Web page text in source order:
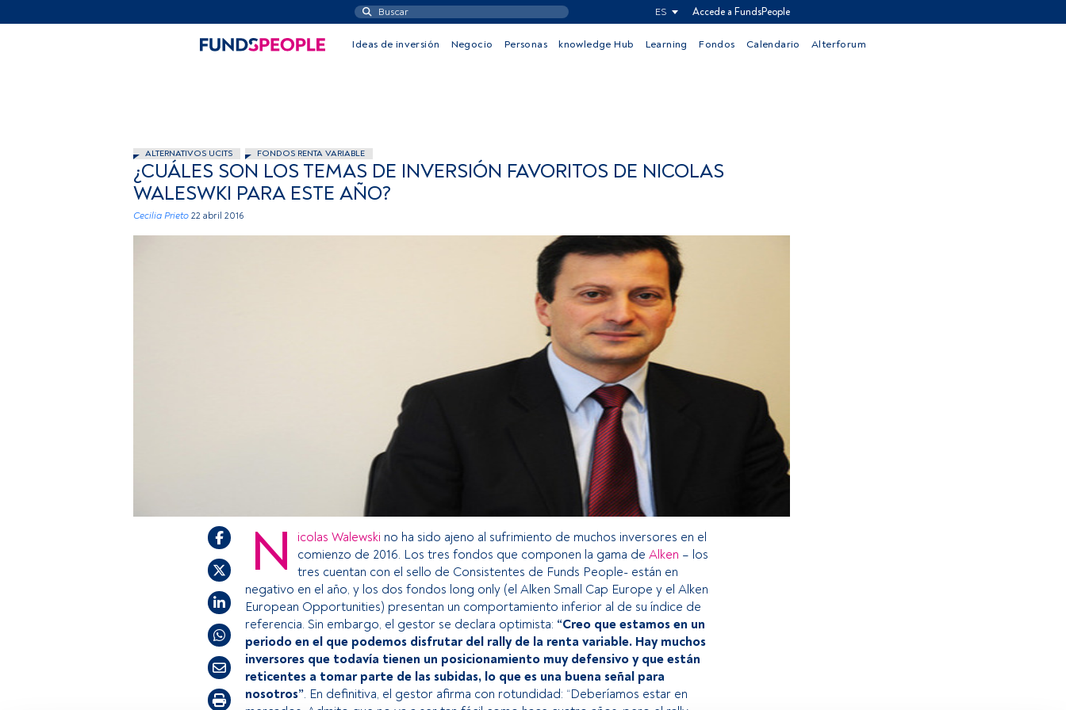
ES Accede a FundsPeople
Ideas de inversión Negocio Personas knowledge Hub Learning Fondos Calendario Alterforum
ALTERNATIVOS UCITS FONDOS RENTA VARIABLE
¿CUÁLES SON LOS TEMAS DE INVERSIÓN FAVORITOS DE NICOLAS
WALESWKI PARA ESTE AÑO?
Cecilia Prieto 22 abril 2016
N icolas Walewski no ha sido ajeno al sufrimiento de muchos inversores en el
comienzo de 2016. Los tres fondos que componen la gama de Alken – los
tres cuentan con el sello de Consistentes de Funds People- están en
negativo en el año, y los dos fondos long only (el Alken Small Cap Europe y el Alken
European Opportunities) presentan un comportamiento inferior al de su índice de
referencia. Sin embargo, el gestor se declara optimista: “Creo que estamos en un
periodo en el que podemos disfrutar del rally de la renta variable. Hay muchos
inversores que todavía tienen un posicionamiento muy defensivo y que están
reticentes a tomar parte de las subidas, lo que es una buena señal para
nosotros”. En definitiva, el gestor afirma con rotundidad: “Deberíamos estar en